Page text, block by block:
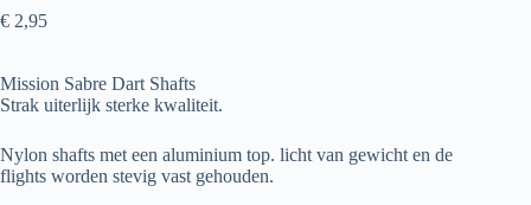
€ 2,95
Mission Sabre Dart Shafts
Strak uiterlijk sterke kwaliteit.
Nylon shafts met een aluminium top. licht van gewicht en de
flights worden stevig vast gehouden.